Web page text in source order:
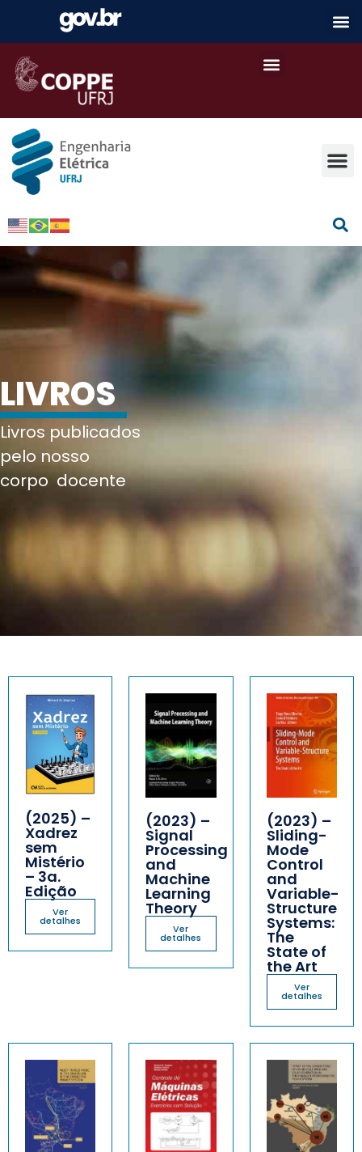
LIVROS
Livros publicados
pelo nosso
corpodocente
(2025) –
Xadrez
sem
Mistério
– 3a.
Edição
Ver
detalhes
(2023) –
Signal
Processing
and
Machine
Learning
Theory
Ver
detalhes
(2023) –
Sliding-
Mode
Control
and
Variable-
Structure
Systems:
The
State of
the Art
Ver
detalhes